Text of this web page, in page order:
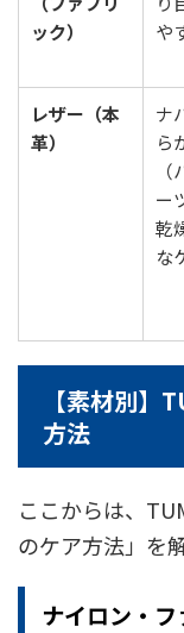
ック）
や
レザー（本
革）
ナ
ら
ー
乾
な
【素材別】
方法
ここからは、
のケア方法」を
ナイロン・